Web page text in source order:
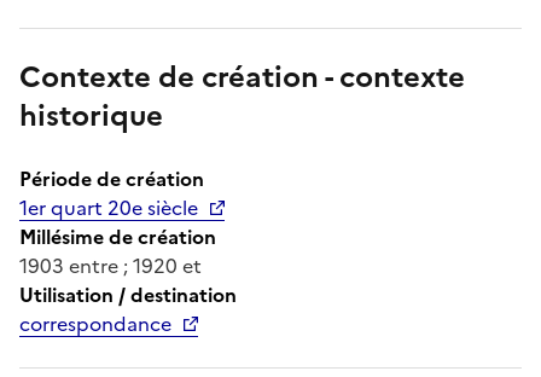
Contexte de création - contexte
historique
Période de création
1er quart 20e siècle
Millésime de création
1903 entre ; 1920 et
Utilisation / destination
correspondance